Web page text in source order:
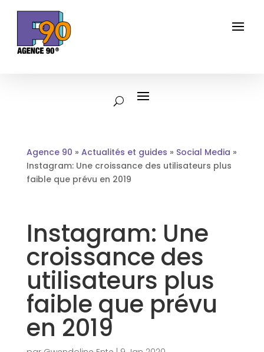
Agence 90 » Actualités et guides » Social Media »
Instagram: Une croissance des utilisateurs plus
faible que prévu en 2019
Instagram: Une
croissance des
utilisateurs plus
faible que prévu
en 2019